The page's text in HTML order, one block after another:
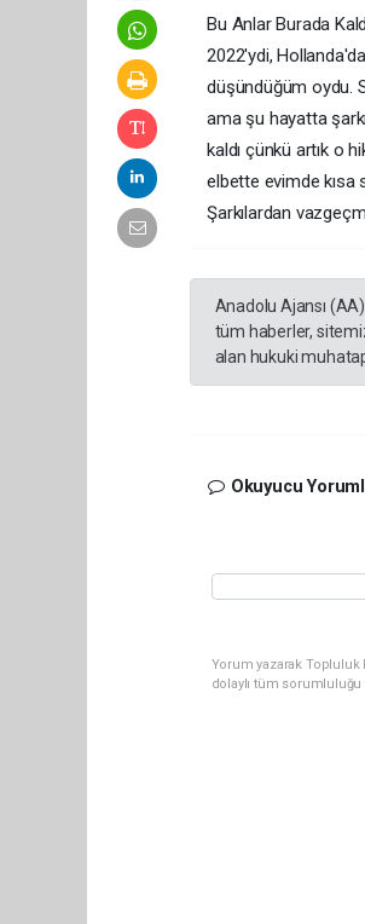
Bu Anlar Burada
2022'ydi,
düşündüğüm oydu.
ama şu hayatta
kaldı çünkü artık o
elbette evimde kısa
Şarkılardan
Anadolu Ajansı
tüm haberler,
alan hukuki
Okuyucu
Yorum yazarak Topluluk
dolaylı tüm